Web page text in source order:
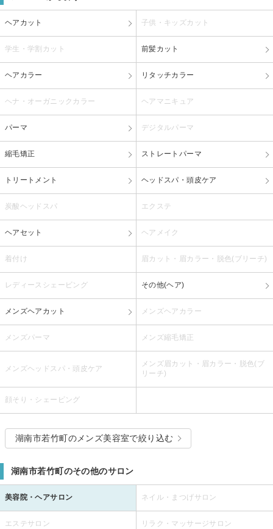
ヘアカット 子供・キッズカット
学生・学割カット 前髪カット
ヘアカラー リタッチカラー
ヘナ・オーガニックカラー ヘアマニキュア
パーマ デジタルパーマ
縮毛矯正 ストレートパーマ
トリートメント ヘッドスパ・頭皮ケア
炭酸ヘッドスパ エクステ
ヘアセット ヘアメイク
着付け 眉カット・眉カラー・脱色(ブリーチ)
レディースシェービング その他(ヘア)
メンズヘアカット メンズヘアカラー
メンズパーマ メンズ縮毛矯正
メンズヘッドスパ・頭皮ケア
メンズ眉カット・眉カラー・脱色(ブ
リーチ)
顔そり・シェービング
湖南市若竹町のメンズ美容室で絞り込む
湖南市若竹町のその他のサロン
美容院・ヘアサロン ネイル・まつげサロン
エステサロン リラク・マッサージサロン